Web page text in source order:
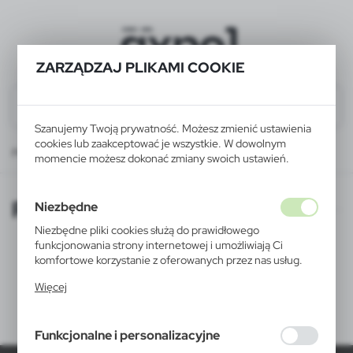
ZARZĄDZAJ PLIKAMI COOKIE
Szanujemy Twoją prywatność. Możesz zmienić ustawienia
cookies lub zaakceptować je wszystkie. W dowolnym
momencie możesz dokonać zmiany swoich ustawień.
Niezbędne
Niezbędne pliki cookies służą do prawidłowego
funkcjonowania strony internetowej i umożliwiają Ci
komfortowe korzystanie z oferowanych przez nas usług.
działania w celu m.in. dostosowania Twoich ustawień
korzystasz, może działać bez zakłóceń.
Więcej
Funkcjonalne i personalizacyjne
Praca